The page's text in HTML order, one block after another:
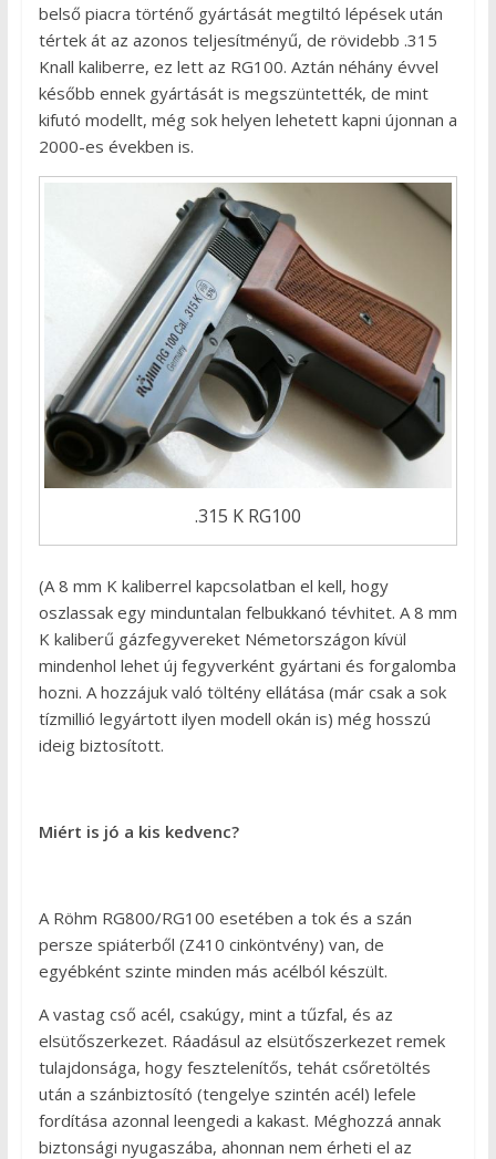
belső piacra történő gyártását megtiltó lépések után
tértek át az azonos teljesítményű, de rövidebb .315
Knall kaliberre, ez lett az RG100. Aztán néhány évvel
később ennek gyártását is megszüntették, de mint
kifutó modellt, még sok helyen lehetett kapni újonnan a
2000-es években is.
.315 K RG100
(A 8 mm K kaliberrel kapcsolatban el kell, hogy
oszlassak egy minduntalan felbukkanó tévhitet. A 8 mm
K kaliberű gázfegyvereket Németországon kívül
mindenhol lehet új fegyverként gyártani és forgalomba
hozni. A hozzájuk való töltény ellátása (már csak a sok
tízmillió legyártott ilyen modell okán is) még hosszú
ideig biztosított.
Miért is jó a kis kedvenc?
A Röhm RG800/RG100 esetében a tok és a szán
persze spiáterből (Z410 cinköntvény) van, de
egyébként szinte minden más acélból készült.
A vastag cső acél, csakúgy, mint a tűzfal, és az
elsütőszerkezet. Ráadásul az elsütőszerkezet remek
tulajdonsága, hogy fesztelenítős, tehát csőretöltés
után a szánbiztosító (tengelye szintén acél) lefele
fordítása azonnal leengedi a kakast. Méghozzá annak
biztonsági nyugaszába, ahonnan nem érheti el az